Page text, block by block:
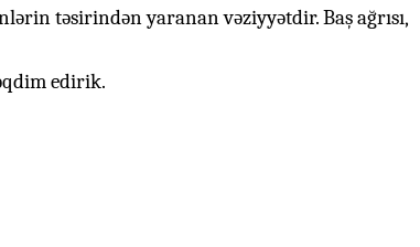
təsirindən yaranan vəziyyətdir. Baş ağrısı,
edirik.